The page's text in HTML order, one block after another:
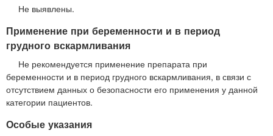
Не выявлены.
Применение при беременности и в период
грудного вскармливания
Не рекомендуется применение препарата при
беременности и в период грудного вскармливания, в связи с
отсутствием данных о безопасности его применения у данной
категории пациентов.
Особые указания